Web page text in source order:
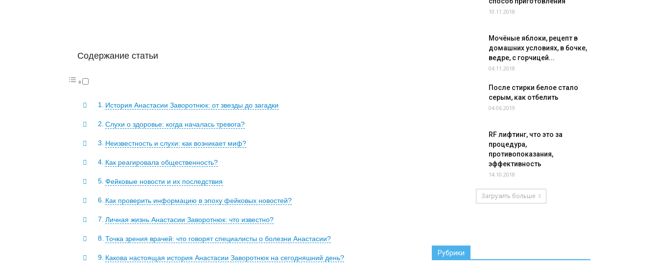
Содержание статьи
История Анастасии Заворотнюк: от звезды до загадки
Слухи о здоровье: когда началась тревога?
Неизвестность и слухи: как возникает миф?
Как реагировала общественность?
Фейковые новости и их последствия
Как проверить информацию в эпоху фейковых новостей?
Личная жизнь Анастасии Заворотнюк: что известно?
Точка зрения врачей: что говорят специалисты о болезни Анастасии?
Какова настоящая история Анастасии Заворотнюк на сегодняшний день?
10.11.2018
Мочёные яблоки, рецепт в
домашних условиях, в бочке,
ведре, с горчицей...
04.11.2018
После стирки белое стало
серым, как отбелить
04.06.2019
RF лифтинг, что это за
процедура,
противопоказания,
эффективность
14.10.2018
Загрузить больше
Рубрики